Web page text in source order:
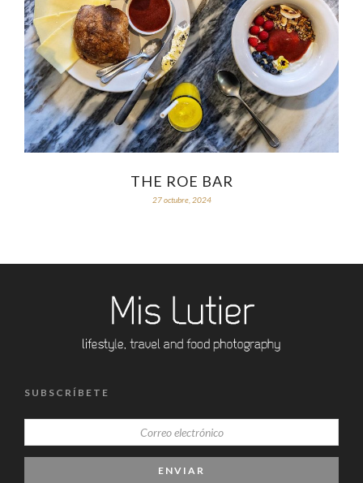
THE ROE BAR
27 octubre, 2024
SUBSCRÍBETE